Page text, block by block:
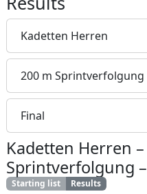
Kadetten Herren
200 m Sprintverfolgung
Final
Kadetten Herren –
Sprintverfolgung –
Starting list Results